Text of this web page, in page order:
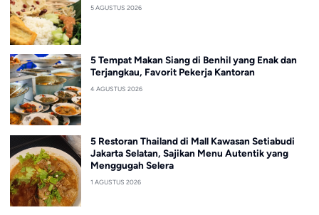
5 AGUSTUS 2026
5 Tempat Makan Siang di Benhil yang Enak dan
Terjangkau, Favorit Pekerja Kantoran
4 AGUSTUS 2026
5 Restoran Thailand di Mall Kawasan Setiabudi
Jakarta Selatan, Sajikan Menu Autentik yang
Menggugah Selera
1 AGUSTUS 2026